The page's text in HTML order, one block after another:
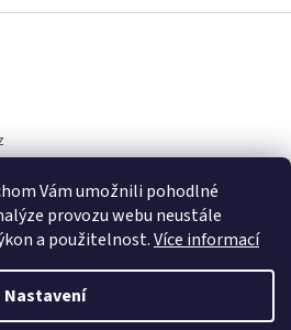
Vám umožnili pohodlné
provozu webu neustále
a použitelnost.Více informací
Nastavení
Vytvořil Shoptet